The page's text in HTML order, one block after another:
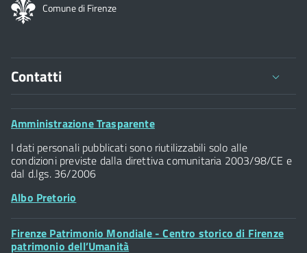
Comune di Firenze
Contatti
Comune di Firenze
Palazzo Vecchio
Piazza della Signoria - 50122, Firenze
P.IVA 01307110484
Posta Elettronica Certificata
Footer
Amministrazione Trasparente
I dati personali pubblicati sono riutilizzabili solo alle
condizioni previste dalla direttiva comunitaria 2003/98/CE e
dal d.lgs. 36/2006
Albo Pretorio
Footer
Widget
Firenze Patrimonio Mondiale - Centro storico di Firenze
patrimonio dell’Umanità